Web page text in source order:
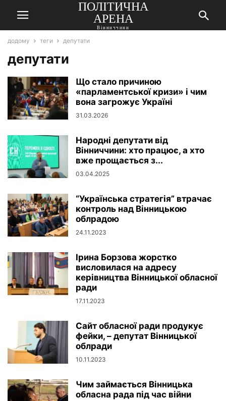
ПОЛІТИЧНА
АРЕНА
Вінниччини
додому теги депутати
депутати
Що стало причиною
«парламентської кризи» і чим
вона загрожує Україні
31.03.2026
Народні депутати від
Вінниччини: хто працює, а хто
вже прощається з...
03.04.2025
“Українська стратегія” втрачає
контроль над Вінницькою
облрадою
24.11.2023
Ірина Борзова жорстко
висловилася на адресу
керівництва Вінницької обласної
ради
17.11.2023
Сайт обласної ради продукує
фейки, – депутат Вінницької
облради
10.11.2023
Чим займається Вінницька
обласна рада під час війни